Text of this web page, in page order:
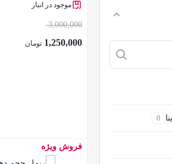
0
موجود در انبار
3,000,000
1,250,000 تومان
بستن
فروش ویژه